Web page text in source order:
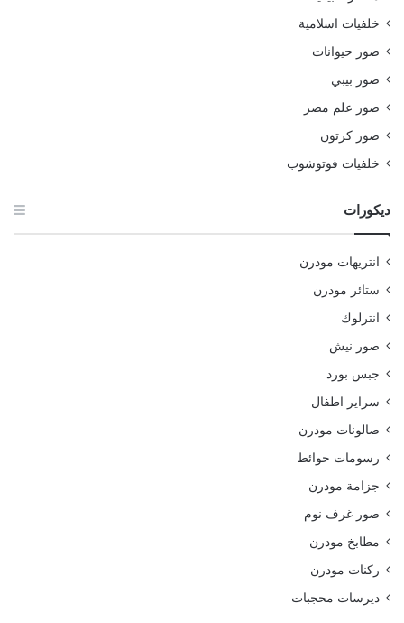
خلفيات اسلامية
صور حيوانات
صور بيبي
صور علم مصر
صور كرتون
خلفيات فوتوشوب
ديكورات
انتريهات مودرن
ستائر مودرن
انترلوك
صور نيش
جبس بورد
سراير اطفال
صالونات مودرن
رسومات حوائط
جزامة مودرن
صور غرف نوم
مطابخ مودرن
ركنات مودرن
ديرسات محجبات